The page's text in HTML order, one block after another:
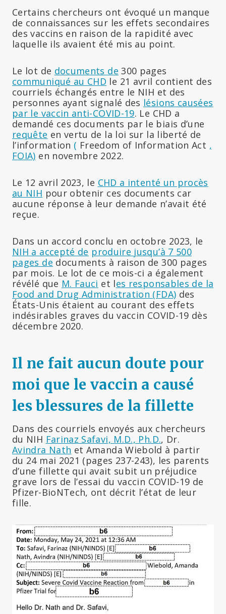
Certains chercheurs ont évoqué un manque
de connaissances sur les effets secondaires
des vaccins en raison de la rapidité avec
laquelle ils avaient été mis au point.
Le lot de documents de 300 pages
communiqué au CHD le 21 avril contient des
courriels échangés entre le NIH et des
personnes ayant signalé des lésions causées
par le vaccin anti-COVID-19. Le CHD a
demandé ces documents par le biais d’une
requête en vertu de la loi sur la liberté de
l’information ( Freedom of Information Act ,
FOIA) en novembre 2022.
Le 12 avril 2023, le CHD a intenté un procès
au NIH pour obtenir ces documents car
aucune réponse à leur demande n’avait été
reçue.
Dans un accord conclu en octobre 2023, le
NIH a accepté de produire jusqu’à 7 500
pages de documents à raison de 300 pages
par mois. Le lot de ce mois-ci a également
révélé que M. Fauci et les responsables de la
Food and Drug Administration (FDA) des
États-Unis étaient au courant des effets
indésirables graves du vaccin COVID-19 dès
décembre 2020.
Il ne fait aucun doute pour
moi que le vaccin a causé
les blessures de la fillette
Dans des courriels envoyés aux chercheurs
du NIH Farinaz Safavi, M.D., Ph.D., Dr.
Avindra Nath et Amanda Wiebold à partir
du 24 mai 2021 (pages 237-243), les parents
d’une fillette qui avait subit un préjudice
grave lors de l’essai du vaccin COVID-19 de
Pfizer-BioNTech, ont décrit l’état de leur
fille.